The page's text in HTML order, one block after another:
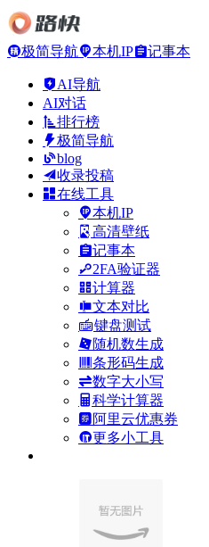
极简导航 本机IP 记事本
AI导航
AI对话
排行榜
极简导航
blog
收录投稿
在线工具
本机IP
高清壁纸
记事本
2FA验证器
计算器
文本对比
键盘测试
随机数生成
条形码生成
数字大小写
科学计算器
阿里云优惠券
更多小工具